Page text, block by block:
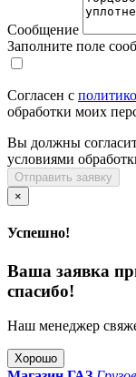
Сообщение
Заполните поле
Согласен с
обработки моих
Вы должны
условиями
Отправить заявку
×
Успешно!
Ваша заявка
спасибо!
Наш менеджер
Хорошо